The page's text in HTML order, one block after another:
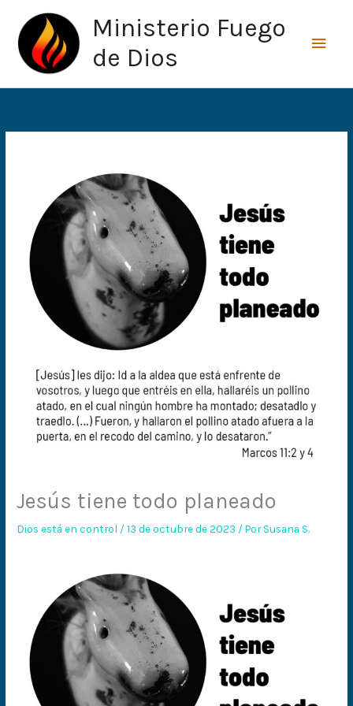
contenido
Ministerio Fuego
de Dios
Jesús tiene todo planeado
Dios está en control /13 de octubre de 2023 / PorSusana S.